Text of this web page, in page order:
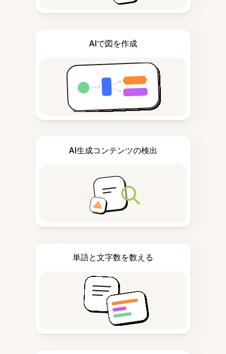
AIで図を作成
AI生成コンテンツの検出
単語と文字数を数える